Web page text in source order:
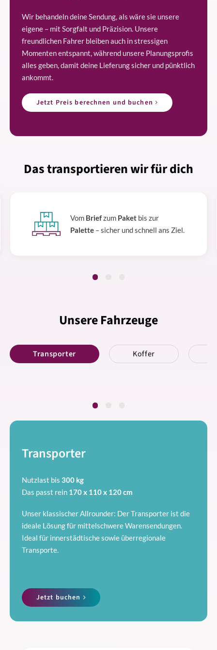
Wir behandeln deine Sendung, als wäre sie unsere
eigene – mit Sorgfalt und Präzision. Unsere
freundlichen Fahrer bleiben auch in stressigen
Momenten entspannt, während unsere Planungsprofis
alles geben, damit deine Lieferung sicher und pünktlich
ankommt.
Jetzt Preis berechnen und buchen
Das transportieren wir für dich
Vom Briefzum Paket bis zur
Palette – sicher und schnell ans Ziel.
Unsere Fahrzeuge
Transporter Koffer
Transporter
Nutzlast bis 300 kg
Das passt rein 170 x 110 x 120 cm
Unser klassischer Allrounder: Der Transporter ist die
ideale Lösung für mittelschwere Warensendungen.
Ideal für innerstädtische sowie überregionale
Transporte.
Jetzt buchen